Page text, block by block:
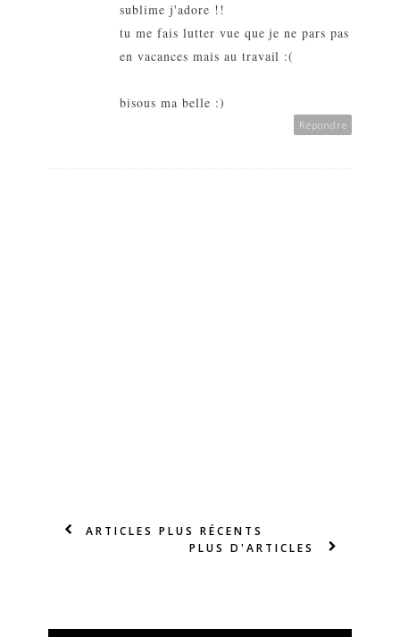
sublime j'adore !!
tu me fais lutter vue que je ne pars pas
en vacances mais au travail :(
bisous ma belle :)
Répondre
ARTICLES PLUS RÉCENTS
PLUS D'ARTICLES